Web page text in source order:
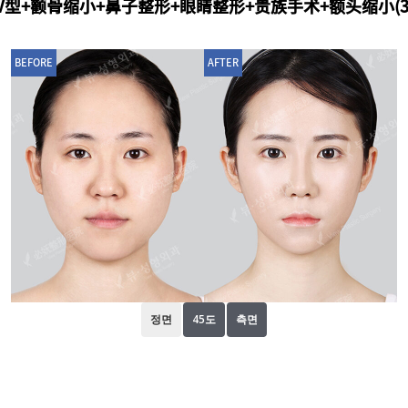
+颧骨缩小+鼻子整形+眼睛整形+贵族手术+额头缩小
BEFORE AFTER